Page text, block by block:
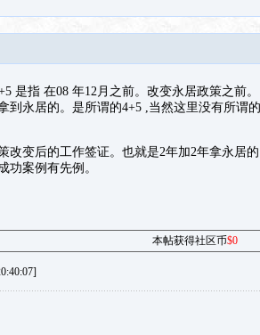
是指 在08 年12月之前。改变永居政策之前
到永居的。是所谓的4+5 ,当然这里没有所谓
改变后的工作签证。也就是2年加2年拿永居
功案例有先例。
本帖获得社区币$0